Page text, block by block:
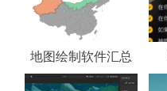
地图绘制软件汇总